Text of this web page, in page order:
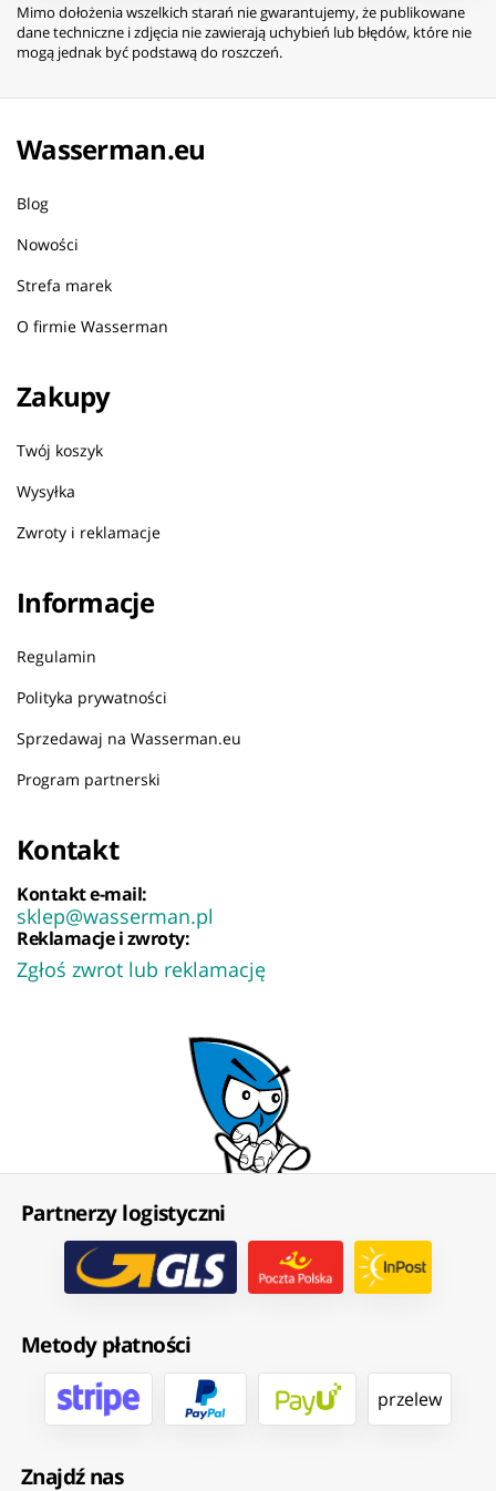
Mimo dołożenia wszelkich starań nie gwarantujemy, że publikowane
dane techniczne i zdjęcia nie zawierają uchybień lub błędów, które nie
mogą jednak być podstawą do roszczeń.
Wasserman.eu
Blog
Nowości
Strefa marek
O firmie Wasserman
Zakupy
Twój koszyk
Wysyłka
Zwroty i reklamacje
Informacje
Regulamin
Polityka prywatności
Sprzedawaj na Wasserman.eu
Program partnerski
Kontakt
Kontakt e-mail:
sklep@wasserman.pl
Reklamacje i zwroty:
Zgłoś zwrot lub reklamację
Partnerzy logistyczni
Metody płatności
przelew
Znajdź nas